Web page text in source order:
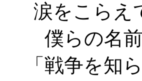
涙をこらえ
僕らの名
「戦争を知